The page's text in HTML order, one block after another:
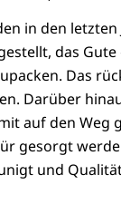
in den
das
Das
Darüber
auf den Weg
gesorgt
und